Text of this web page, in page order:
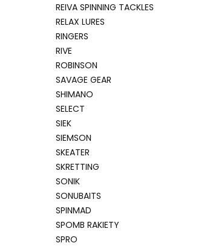
REIVA SPINNING TACKLES
RELAX LURES
RINGERS
RIVE
ROBINSON
SAVAGE GEAR
SHIMANO
SELECT
SIEK
SIEMSON
SKEATER
SKRETTING
SONIK
SONUBAITS
SPINMAD
SPOMB RAKIETY
SPRO